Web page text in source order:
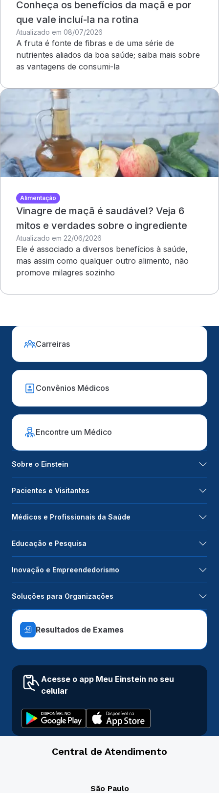
Conheça os benefícios da maçã e por
que vale incluí-la na rotina
Atualizado em 08/07/2026
A fruta é fonte de fibras e de uma série de
nutrientes aliados da boa saúde; saiba mais sobre
as vantagens de consumi-la
Alimentação
Vinagre de maçã é saudável? Veja 6
mitos e verdades sobre o ingrediente
Atualizado em 22/06/2026
Ele é associado a diversos benefícios à saúde,
mas assim como qualquer outro alimento, não
promove milagres sozinho
Carreiras
Convênios Médicos
Encontre um Médico
Sobre o Einstein
Pacientes e Visitantes
Médicos e Profissionais da Saúde
Educação e Pesquisa
Inovação e Empreendedorismo
Soluções para Organizações
Resultados de Exames
Acesse o app Meu Einstein no seu
celular
Central de Atendimento
São Paulo